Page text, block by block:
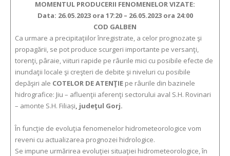
MOMENTUL PRODUCERII FENOMENELOR VIZATE:
Data: 26.05.2023 ora 17:20 – 26.05.2023 ora 24:00
COD GALBEN
Ca urmare a precipitaţiilor înregistrate, a celor prognozate şi
propagării, se pot produce scurgeri importante pe versanţi,
torenţi, pâraie, viituri rapide pe râurile mici cu posibile efecte de
inundaţii locale şi creşteri de debite şi niveluri cu posibile
depăşiri ale COTELOR DE ATENŢIE pe râurile din bazinele
hidrografice: Jiu – afluenţii aferenţi sectorului aval S.H. Rovinari
– amonte S.H. Filiași, judeţul Gorj.
În funcţie de evoluţia fenomenelor hidrometeorologice vom
reveni cu actualizarea prognozei hidrologice.
Se impune urmărirea evoluţiei situaţiei hidrometeorologice, în